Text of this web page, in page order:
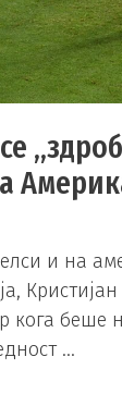
и на
кога беше
…